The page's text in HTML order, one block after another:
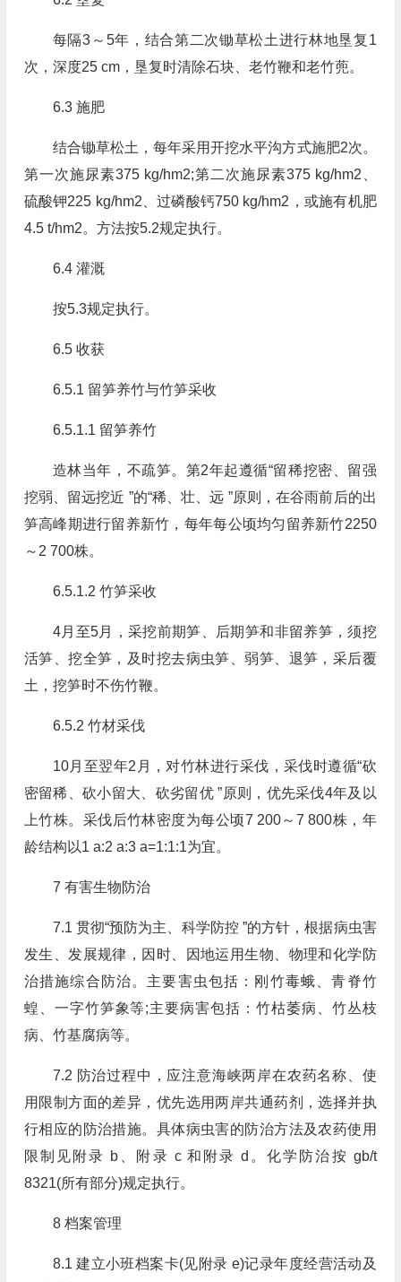
每隔3～5年，结合第二次锄草松土进行林地垦复1
次，深度25 cm，垦复时清除石块、老竹鞭和老竹蔸。
6.3 施肥
结合锄草松土，每年采用开挖水平沟方式施肥2次。
第一次施尿素375 kg/hm2;第二次施尿素375 kg/hm2、
硫酸钾225 kg/hm2、过磷酸钙750 kg/hm2，或施有机肥
4.5 t/hm2。方法按5.2规定执行。
6.4 灌溉
按5.3规定执行。
6.5 收获
6.5.1 留笋养竹与竹笋采收
6.5.1.1 留笋养竹
造林当年，不疏笋。第2年起遵循“留稀挖密、留强
挖弱、留远挖近 ”的“稀、壮、远 ”原则，在谷雨前后的出
笋高峰期进行留养新竹，每年每公顷均匀留养新竹2250
～2 700株。
6.5.1.2 竹笋采收
4月至5月，采挖前期笋、后期笋和非留养笋，须挖
活笋、挖全笋，及时挖去病虫笋、弱笋、退笋，采后覆
土，挖笋时不伤竹鞭。
6.5.2 竹材采伐
10月至翌年2月，对竹林进行采伐，采伐时遵循“砍
密留稀、砍小留大、砍劣留优 ”原则，优先采伐4年及以
上竹株。采伐后竹林密度为每公顷7 200～7 800株，年
龄结构以1 a:2 a:3 a=1:1:1为宜。
7 有害生物防治
7.1 贯彻“预防为主、科学防控 ”的方针，根据病虫害
发生、发展规律，因时、因地运用生物、物理和化学防
治措施综合防治。主要害虫包括：刚竹毒蛾、青脊竹
蝗、一字竹笋象等;主要病害包括：竹枯萎病、竹丛枝
病、竹基腐病等。
7.2 防治过程中，应注意海峡两岸在农药名称、使
用限制方面的差异，优先选用两岸共通药剂，选择并执
行相应的防治措施。具体病虫害的防治方法及农药使用
限制见附录 b、附录 c 和附录 d。化学防治按 gb/t
8321(所有部分)规定执行。
8 档案管理
8.1 建立小班档案卡(见附录 e)记录年度经营活动及